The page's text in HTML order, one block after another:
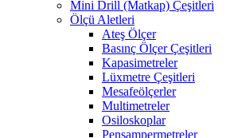
Mini Drill (Matkap) Çeşitleri
Ölçü Aletleri
Ateş Ölçer
Basınç Ölçer Çeşitleri
Kapasimetreler
Lüxmetre Çeşitleri
Mesafeölçerler
Multimetreler
Osiloskoplar
Pensampermetreler